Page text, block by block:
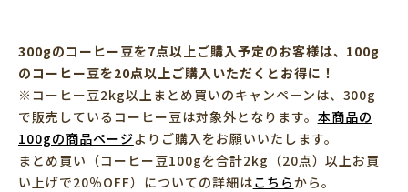
300gのコーヒー豆を7点以上ご購入予定のお客様は、100g
のコーヒー豆を20点以上ご購入いただくとお得に！
※コーヒー豆2kg以上まとめ買いのキャンペーンは、300g
で販売しているコーヒー豆は対象外となります。 本商品の
100gの商品ページよりご購入をお願いいたします。
まとめ買い（コーヒー豆100gを合計2kg（20点）以上お買
い上げで20％OFF）についての詳細はこちらから。